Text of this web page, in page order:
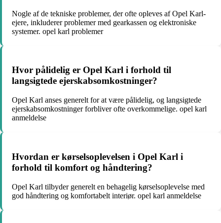
Nogle af de tekniske problemer, der ofte opleves af Opel Karl-
ejere, inkluderer problemer med gearkassen og elektroniske
systemer. opel karl problemer
Hvor pålidelig er Opel Karl i forhold til
langsigtede ejerskabsomkostninger?
Opel Karl anses generelt for at være pålidelig, og langsigtede
ejerskabsomkostninger forbliver ofte overkommelige. opel karl
anmeldelse
Hvordan er kørselsoplevelsen i Opel Karl i
forhold til komfort og håndtering?
Opel Karl tilbyder generelt en behagelig kørselsoplevelse med
god håndtering og komfortabelt interiør. opel karl anmeldelse